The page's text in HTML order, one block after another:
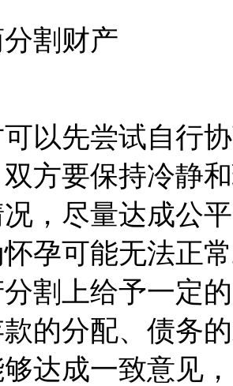
割财产
以先尝试自行
方要保持冷静
，尽量达成公
孕可能无法正
割上给予一定
的分配、债务
达成一致意见